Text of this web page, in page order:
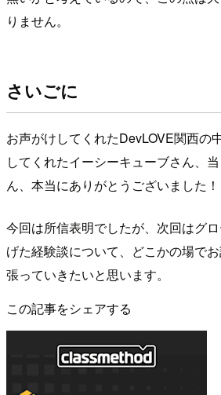
りません。
さいごに
お声がけしてくれたDevLOVE関西の
してくれたイーシーキューブさん、
ん、本当にありがとうございました！
今回は所信表明でしたが、次回はグ
げた経験談について、どこかの場で
張っていきたいと思います。
この記事をシェアする